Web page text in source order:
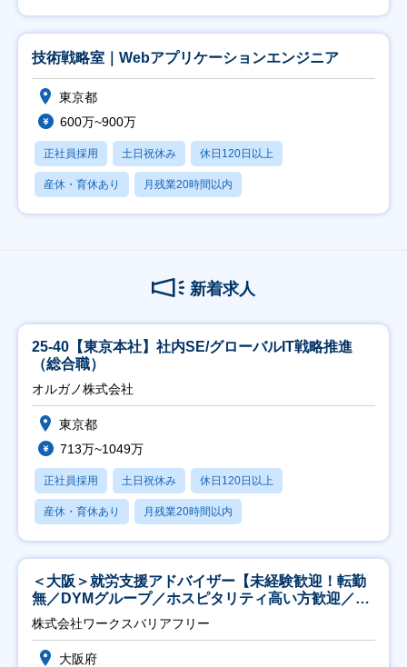
技術戦略室｜Webアプリケーションエンジニア
東京都
600万~900万
正社員採用 土日祝休み 休日120日以上
産休・育休あり 月残業20時間以内
新着求人
25-40【東京本社】社内SE/グローバルIT戦略推進
（総合職）
オルガノ株式会社
東京都
713万~1049万
正社員採用 土日祝休み 休日120日以上
産休・育休あり 月残業20時間以内
＜大阪＞就労支援アドバイザー【未経験歓迎！転勤
無／DYMグループ／ホスピタリティ高い方歓迎／土
日祝】
株式会社ワークスバリアフリー
大阪府